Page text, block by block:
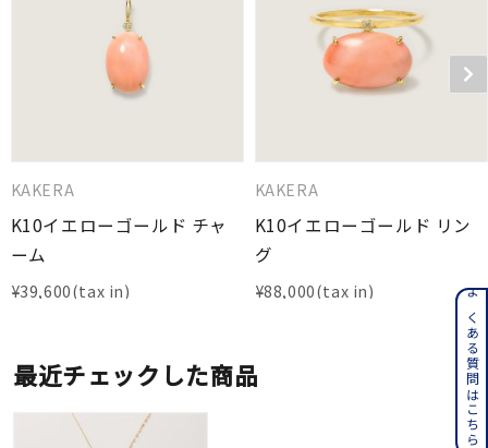
KAKERA
K10イエローゴールド チャ
ーム
¥39,600
KAKERA
K10イエローゴールド リン
グ
¥88,000
最近チェックした商品 よくある質問はこちら